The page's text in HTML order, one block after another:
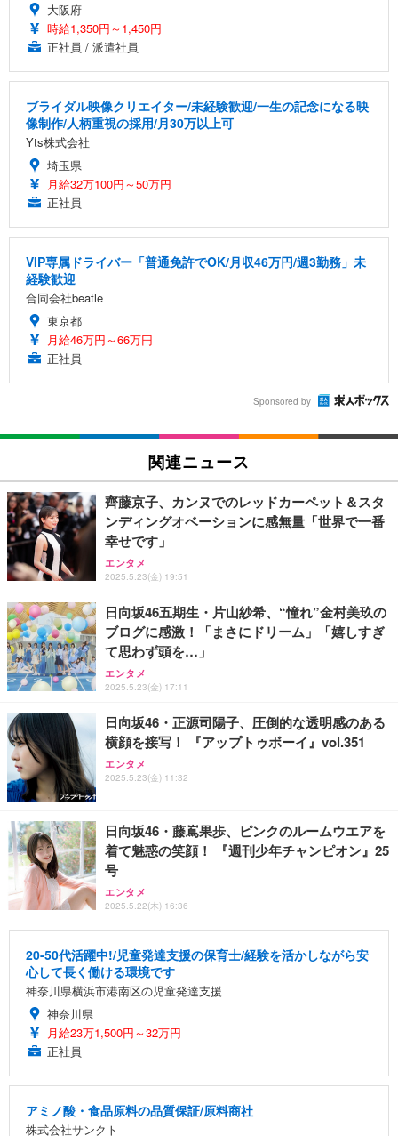
大阪府
時給1,350円～1,450円
正社員 / 派遣社員
ブライダル映像クリエイター/未経験歓迎/一生の記念になる映
像制作/人柄重視の採用/月30万以上可
Yts株式会社
埼玉県
月給32万100円～50万円
正社員
VIP専属ドライバー「普通免許でOK/月収46万円/週3勤務」未
経験歓迎
合同会社beatle
東京都
月給46万円～66万円
正社員
Sponsored by
関連ニュース
齊藤京子、カンヌでのレッドカーペット＆スタ
ンディングオベーションに感無量「世界で一番
幸せです」
エンタメ
2025.5.23(金) 19:51
日向坂46五期生・片山紗希、“憧れ”金村美玖の
ブログに感激！「まさにドリーム」「嬉しすぎ
て思わず頭を…」
エンタメ
2025.5.23(金) 17:11
日向坂46・正源司陽子、圧倒的な透明感のある
横顔を接写！ 『アップトゥボーイ』vol.351
エンタメ
2025.5.23(金) 11:32
日向坂46・藤嶌果歩、ピンクのルームウエアを
着て魅惑の笑顔！ 『週刊少年チャンピオン』25
号
エンタメ
2025.5.22(木) 16:36
20-50代活躍中!/児童発達支援の保育士/経験を活かしながら安
心して長く働ける環境です
神奈川県横浜市港南区の児童発達支援
神奈川県
月給23万1,500円～32万円
正社員
アミノ酸・食品原料の品質保証/原料商社
株式会社サンクト